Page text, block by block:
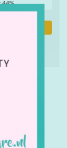
44%
winkelwagen
drukwerk
in de